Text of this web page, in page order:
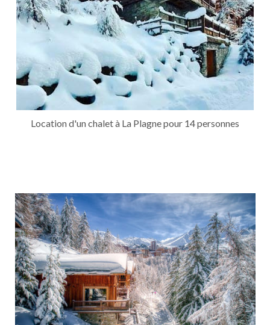
Location d'un chalet à La Plagne pour 14 personnes